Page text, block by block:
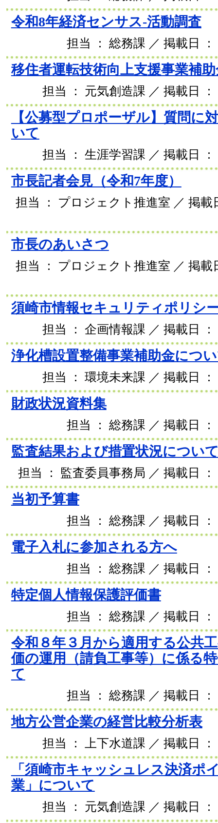
令和8年経済センサス-活動調査
担当 ： 総務課 ／ 掲載日
移住者運転技術向上支援事業補
担当 ： 元気創造課 ／ 掲載日 ：
【公募型プロポーザル】質問に
いて
担当 ： 生涯学習課 ／ 掲載日 ：
市長記者会見（令和7年度）
担当 ： プロジェクト推進室 ／ 掲載
市長のあいさつ
担当 ： プロジェクト推進室 ／ 掲載
須崎市情報セキュリティポリシ
担当 ： 企画情報課 ／ 掲載日 ：
浄化槽設置整備事業補助金につ
担当 ： 環境未来課 ／ 掲載日 ：
財政状況資料集
担当 ： 総務課 ／ 掲載日
監査結果および措置状況につい
担当 ： 監査委員事務局 ／ 掲載日 ：
当初予算書
担当 ： 総務課 ／ 掲載日
電子入札に参加される方へ
担当 ： 総務課 ／ 掲載日
特定個人情報保護評価書
担当 ： 総務課 ／ 掲載日
令和８年３月から適用する公共
価の運用（請負工事等）に係る
て
担当 ： 総務課 ／ 掲載日
地方公営企業の経営比較分析表
担当 ： 上下水道課 ／ 掲載日 ：
「須崎市キャッシュレス決済ポ
業」について
担当 ： 元気創造課 ／ 掲載日 ：